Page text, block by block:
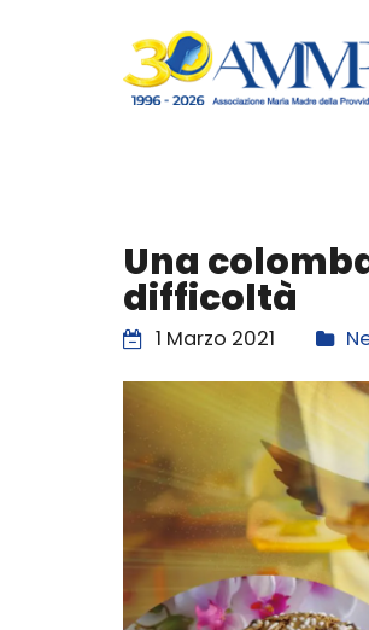
Una
difficoltà
1 Marzo 2021